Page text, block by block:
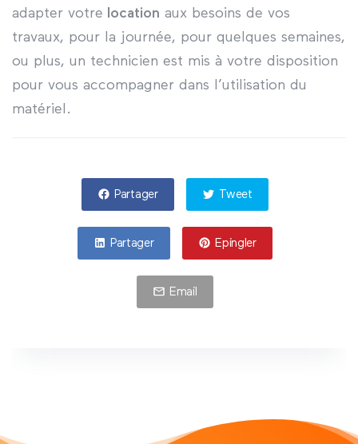
adapter votre location aux besoins de vos
travaux, pour la journée, pour quelques semaines,
ou plus, un technicien est mis à votre disposition
pour vous accompagner dans l’utilisation du
matériel.
Partager Tweet
Partager Epingler
Email